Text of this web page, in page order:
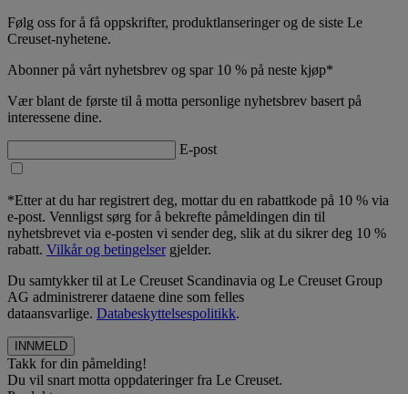
Følg oss for å få oppskrifter, produktlanseringer og de siste Le
Creuset-nyhetene.
Abonner på vårt nyhetsbrev og spar 10 % på neste kjøp*
Vær blant de første til å motta personlige nyhetsbrev basert på
interessene dine.
E-post
*Etter at du har registrert deg, mottar du en rabattkode på 10 % via
e-post. Vennligst sørg for å bekrefte påmeldingen din til
nyhetsbrevet via e-posten vi sender deg, slik at du sikrer deg 10 %
rabatt. Vilkår og betingelsergjelder.
Du samtykker til at Le Creuset Scandinavia og Le Creuset Group
AG administrerer dataene dine som felles
dataansvarlige. Databeskyttelsespolitikk.
Takk for din påmelding!
Du vil snart motta oppdateringer fra Le Creuset.